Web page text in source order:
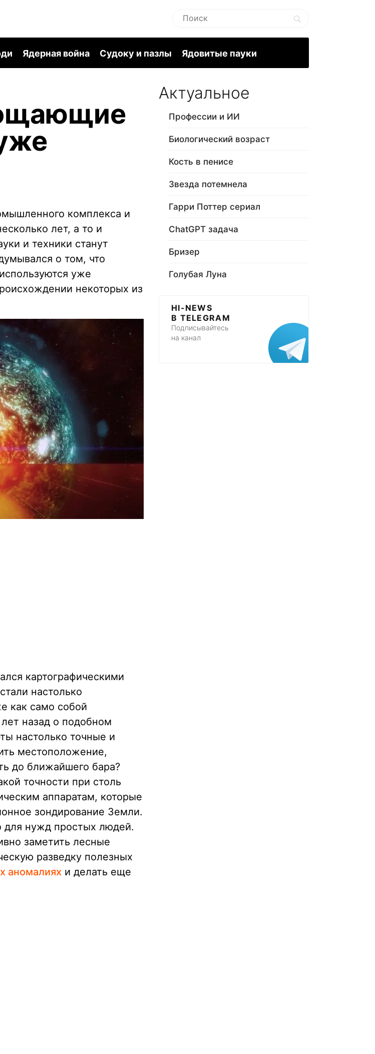
Ядерная война Судоку и пазлы Ядовитые пауки
комплекса и
лет, а то и
и техники станут
о том, что
уже
некоторых из
картографическими
настолько
как само собой
назад о подобном
настолько точные и
местоположение,
до ближайшего бара?
точности при столь
аппаратам, которые
зондирование Земли.
для нужд простых людей.
заметить лесные
разведку полезных
аномалиях и делать еще
Актуальное
Профессии и ИИ
Биологический возраст
Кость в пенисе
Звезда потемнела
Гарри Поттер сериал
ChatGPT задача
Бризер
Голубая Луна
HI-NEWS
В TELEGRAM
Подписывайтесь
на канал